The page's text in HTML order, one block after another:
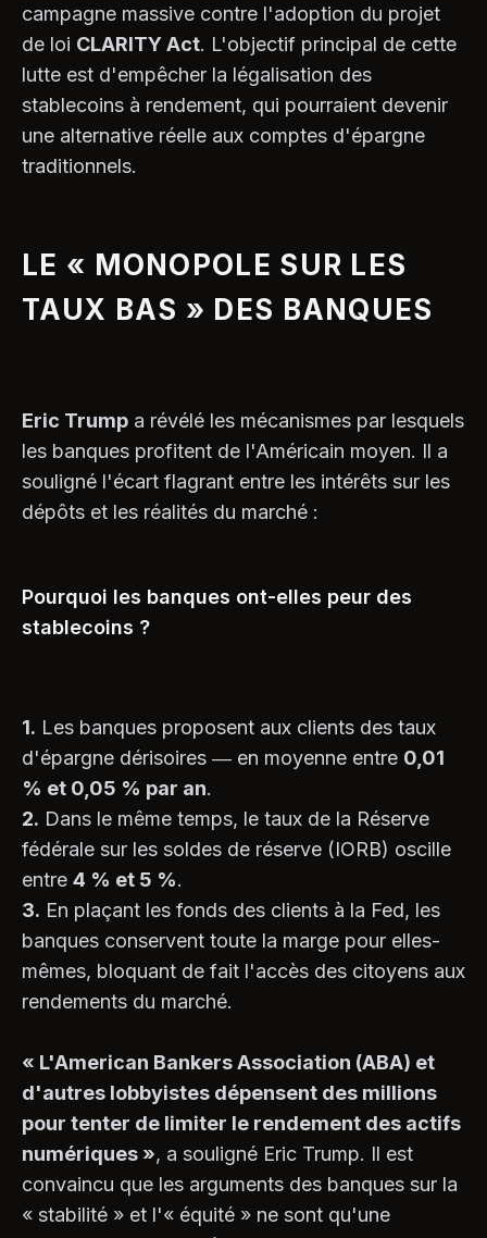
campagne massive contre l'adoption du projet
de loi CLARITY Act. L'objectif principal de cette
lutte est d'empêcher la légalisation des
stablecoins à rendement, qui pourraient devenir
une alternative réelle aux comptes d'épargne
traditionnels.
LE « MONOPOLE SUR LES
TAUX BAS » DES BANQUES
Eric Trump a révélé les mécanismes par lesquels
les banques profitent de l'Américain moyen. Il a
souligné l'écart flagrant entre les intérêts sur les
dépôts et les réalités du marché :
Pourquoi les banques ont-elles peur des
stablecoins ?
1. Les banques proposent aux clients des taux
d'épargne dérisoires — en moyenne entre 0,01
% et 0,05 % par an.
2. Dans le même temps, le taux de la Réserve
fédérale sur les soldes de réserve (IORB) oscille
entre 4 % et 5 %.
3. En plaçant les fonds des clients à la Fed, les
banques conservent toute la marge pour elles-
mêmes, bloquant de fait l'accès des citoyens aux
rendements du marché.
« L'American Bankers Association (ABA) et
d'autres lobbyistes dépensent des millions
pour tenter de limiter le rendement des actifs
numériques », a souligné Eric Trump. Il est
convaincu que les arguments des banques sur la
« stabilité » et l'« équité » ne sont qu'une